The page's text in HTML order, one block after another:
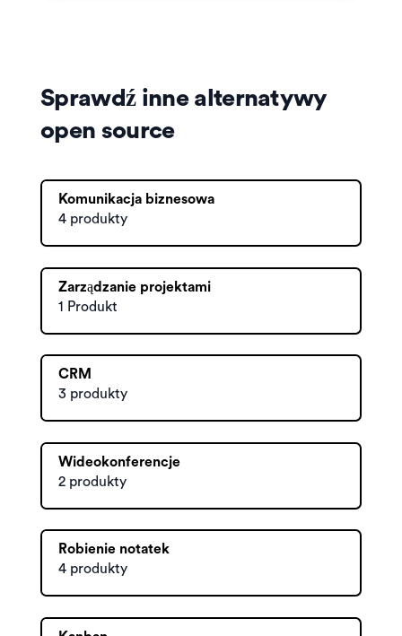
Sprawdź inne alternatywy
open source
Komunikacja biznesowa
4 produkty
Zarządzanie projektami
1 Produkt
CRM
3 produkty
Wideokonferencje
2 produkty
Robienie notatek
4 produkty